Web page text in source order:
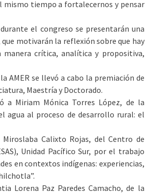
mismo tiempo a fortalecernos y pensar
el congreso se presentarán una
motivarán la reflexión sobre que hay
crítica, analítica y propositiva,
AMER se llevó a cabo la premiación de
Maestría y Doctorado.
a Miriam Mónica Torres López, de la
agua al proceso de desarrollo rural: el
Calixto Rojas, del Centro de
Unidad Pacífico Sur, por el trabajo
en contextos indígenas: experiencias,
Lorena Paz Paredes Camacho, de la